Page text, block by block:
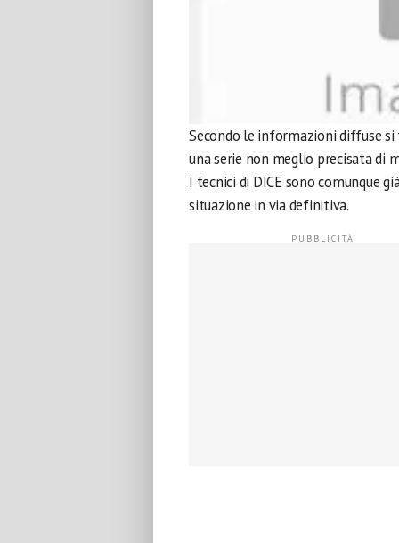
Secondo le informazioni diffuse
una serie non meglio precisata di
I tecnici di DICE sono comunque
situazione in via definitiva.